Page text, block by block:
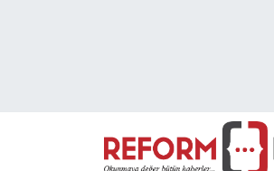
Trafik Durumu